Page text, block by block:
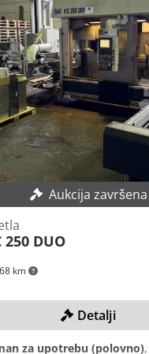
CR 60 za montažu
tip ES 400, • MPM
ispravljač sa
Diamond Disk
glava pneumatski
• Razni drugi dodaci, ali
dobro do vrlo dobro –
snagom, Idealna
sa lagera ovde -
neto - po prijemu računa
1 - 40.000 mm/min Brzo
Amvjrf Feed
1 12 Broj alata u
69880 Ukupna snaga 70
cca. 6, 8 k 4, 7 k 4, 3
HIFRA rashladne tečnosti
Aukcija završena
km
250 DUO
Detalji
za upotrebu (polovno)